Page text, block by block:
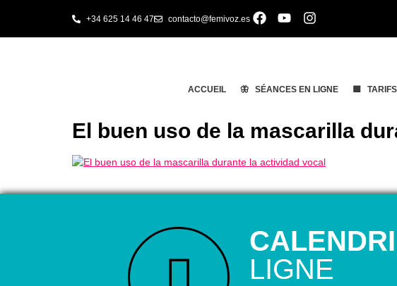
+34 625 14 46 47 contacto@femivoz.es
ACCUEIL 🦋 SÉANCES EN LIGNE 🟨
El buen uso de la mascarilla
LIGNE